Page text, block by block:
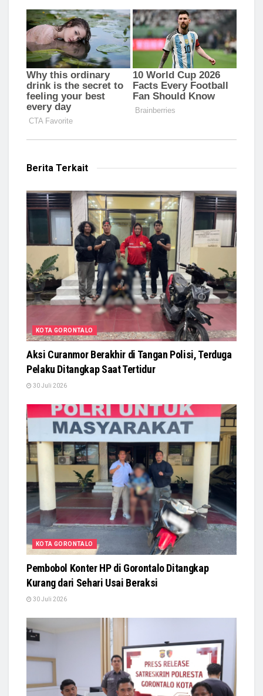
Berita Terkait
KOTA GORONTALO
Aksi Curanmor Berakhir di Tangan Polisi, Terduga
Pelaku Ditangkap Saat Tertidur
30 Juli 2026
KOTA GORONTALO
Pembobol Konter HP di Gorontalo Ditangkap
Kurang dari Sehari Usai Beraksi
30 Juli 2026